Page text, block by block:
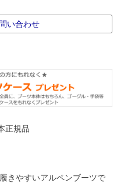
い合わせ
正規品
きやすいアルペンブーツで